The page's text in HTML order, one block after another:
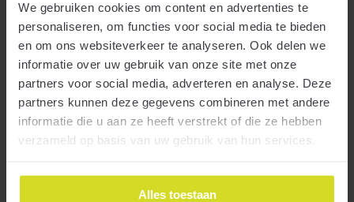
We gebruiken cookies om content en advertenties te
personaliseren, om functies voor social media te bieden
en om ons websiteverkeer te analyseren. Ook delen we
informatie over uw gebruik van onze site met onze
partners voor social media, adverteren en analyse. Deze
partners kunnen deze gegevens combineren met andere
informatie die u aan ze heeft verstrekt of die ze hebben
verzameld op basis van uw gebruik van hun services.
Alles toestaan
niet te worden verminderd met een eventuele loonkostensubsidie
voor werknemers met een arbeidsbeperking (LKS). Dit heeft
staatssecretaris Van Ark van Sociale Zaken en Werkgelegenheid
laten weten.
Meer
Zes extra coronamaatregelen voor ondernemers